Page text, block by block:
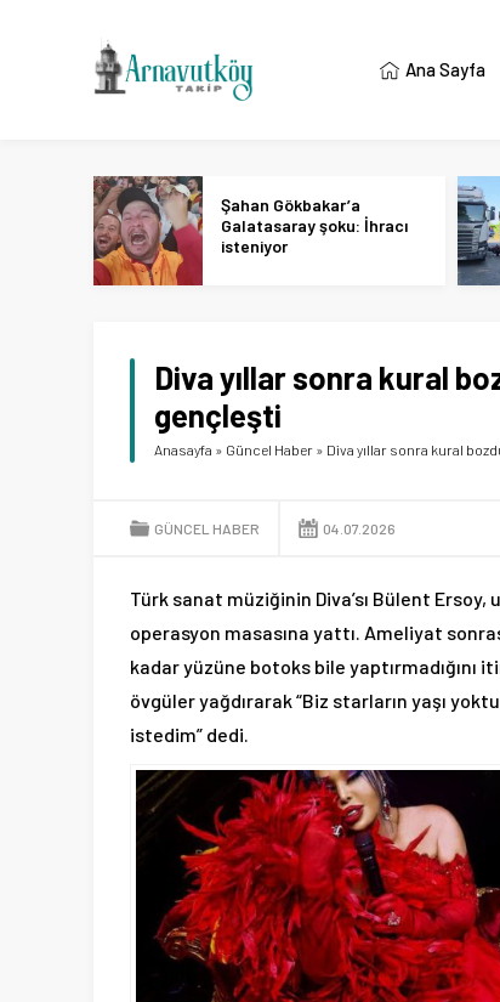
Ana Sayfa
Şahan Gökbakar’a
Galatasaray şoku: İhracı
isteniyor
Diva yıllar sonra kural
gençleşti
Anasayfa » Güncel Haber » Diva yıllar sonra kural
GÜNCEL HABER 04.07.2026
Türk sanat müziğinin Diva’sı Bülent
operasyon masasına yattı. Ameliyat
kadar yüzüne botoks bile
övgüler yağdırarak “Biz starların yaşı
istedim” dedi.